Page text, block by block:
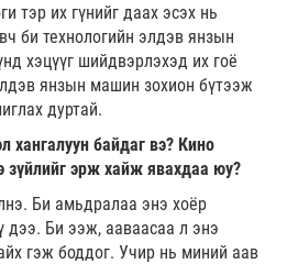
тэр их гүнийг даах эсэх нь
би технологийн элдэв янзын
хэцүүг шийдвэрлэхэд их гоё
янзын машин зохион бүтээж
дуртай.
хангалуун байдаг вэ? Кино
зүйлийг эрж хайж явахдаа юу?
Би амьдралаа энэ хоёр
дээ. Би ээж, ааваасаа л энэ
гэж боддог. Учир нь миний аав